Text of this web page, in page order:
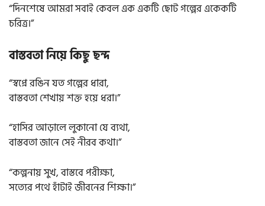
“দিনশেষে আমরা সবাই কেবল এক একটি ছোট গল্পের একেকটি
চরিত্র।”
বাস্তবতা নিয়ে কিছু ছন্দ
“স্বপ্নে রঙিন যত গল্পের ধারা,
বাস্তবতা শেখায় শক্ত হয়ে ধরা।”
“হাসির আড়ালে লুকানো যে ব্যথা,
বাস্তবতা জানে সেই নীরব কথা।”
“কল্পনায় সুখ, বাস্তবে পরীক্ষা,
সত্যের পথে হাঁটাই জীবনের শিক্ষা।”